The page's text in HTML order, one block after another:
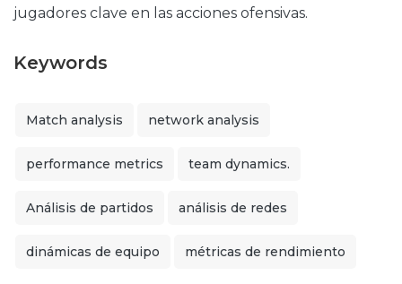
jugadores clave en las acciones ofensivas.
Keywords
Match analysis network analysis
performance metrics team dynamics.
Análisis de partidos análisis de redes
dinámicas de equipo métricas de rendimiento